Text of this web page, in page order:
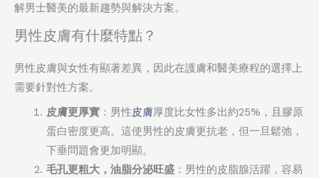
解男士醫美的最新趨勢與解決方案。
男性皮膚有什麼特點？
男性皮膚與女性有顯著差異，因此在護膚和醫美療程的選擇上
需要針對性方案。
皮膚更厚實 ：男性皮膚厚度比女性多出約25%，且膠原
蛋白密度更高。這使男性的皮膚更抗老，但一旦鬆弛，
下垂問題會更加明顯。
毛孔更粗大，油脂分泌旺盛 ：男性的皮脂腺活躍，容易